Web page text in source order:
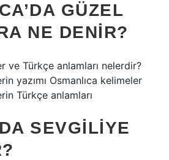
GÜZEL
NE DENIR?
ve Türkçe anlamları nelerdir?
yazımı Osmanlıca kelimeler
Türkçe anlamları
SEVGILIYE